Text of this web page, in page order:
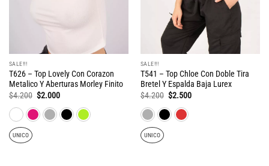
SALE!!!
T626 – Top Lovely Con Corazon
Metalico Y Aberturas Morley Finito
$4.200 El
original
era:
$2.000El
actual
es:
UNICO
SALE!!!
T541 – Top Chloe Con Doble Tira
Bretel Y Espalda Baja Lurex
$4.200 El
original
era:
$2.500El
UNICO